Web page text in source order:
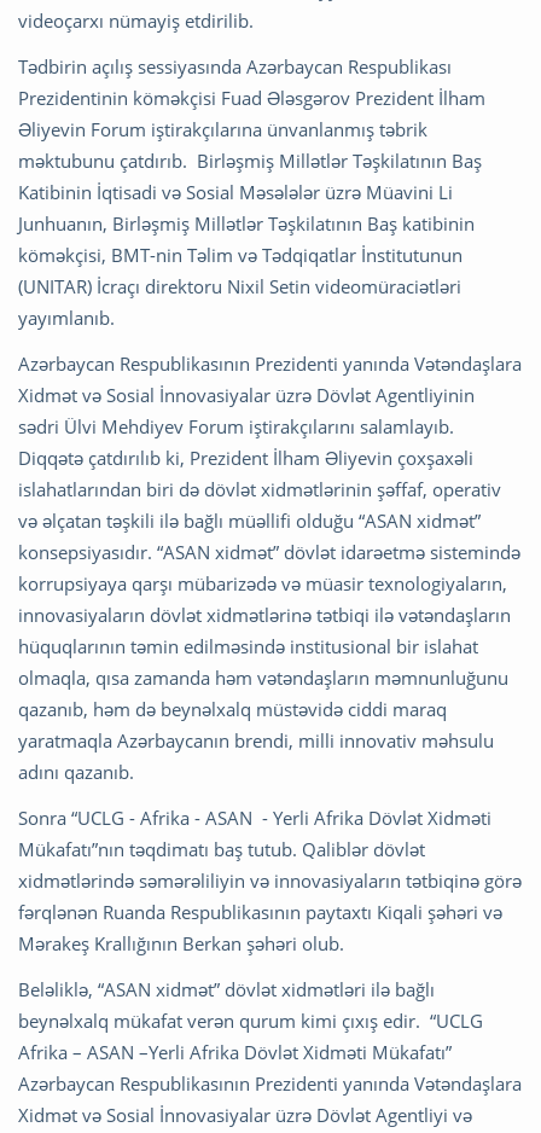
videoçarxı nümayiş etdirilib.
Tədbirin açılış sessiyasında Azərbaycan Respublikası
Prezidentinin köməkçisi Fuad Ələsgərov Prezident İlham
Əliyevin Forum iştirakçılarına ünvanlanmış təbrik
məktubunu çatdırıb. Birləşmiş Millətlər Təşkilatının Baş
Katibinin İqtisadi və Sosial Məsələlər üzrə Müavini Li
Junhuanın, Birləşmiş Millətlər Təşkilatının Baş katibinin
köməkçisi, BMT-nin Təlim və Tədqiqatlar İnstitutunun
(UNITAR) İcraçı direktoru Nixil Setin videomüraciətləri
yayımlanıb.
Azərbaycan Respublikasının Prezidenti yanında Vətəndaşlara
Xidmət və Sosial İnnovasiyalar üzrə Dövlət Agentliyinin
sədri Ülvi Mehdiyev Forum iştirakçılarını salamlayıb.
Diqqətə çatdırılıb ki, Prezident İlham Əliyevin çoxşaxəli
islahatlarından biri də dövlət xidmətlərinin şəffaf, operativ
və əlçatan təşkili ilə bağlı müəllifi olduğu “ASAN xidmət”
konsepsiyasıdır. “ASAN xidmət” dövlət idarəetmə sistemində
korrupsiyaya qarşı mübarizədə və müasir texnologiyaların,
innovasiyaların dövlət xidmətlərinə tətbiqi ilə vətəndaşların
hüquqlarının təmin edilməsində institusional bir islahat
olmaqla, qısa zamanda həm vətəndaşların məmnunluğunu
qazanıb, həm də beynəlxalq müstəvidə ciddi maraq
yaratmaqla Azərbaycanın brendi, milli innovativ məhsulu
adını qazanıb.
Sonra “UCLG - Afrika - ASAN - Yerli Afrika Dövlət Xidməti
Mükafatı”nın təqdimatı baş tutub. Qaliblər dövlət
xidmətlərində səmərəliliyin və innovasiyaların tətbiqinə görə
fərqlənən Ruanda Respublikasının paytaxtı Kiqali şəhəri və
Mərakeş Krallığının Berkan şəhəri olub.
Beləliklə, “ASAN xidmət” dövlət xidmətləri ilə bağlı
beynəlxalq mükafat verən qurum kimi çıxış edir. “UCLG
Afrika – ASAN –Yerli Afrika Dövlət Xidməti Mükafatı”
Azərbaycan Respublikasının Prezidenti yanında Vətəndaşlara
Xidmət və Sosial İnnovasiyalar üzrə Dövlət Agentliyi və